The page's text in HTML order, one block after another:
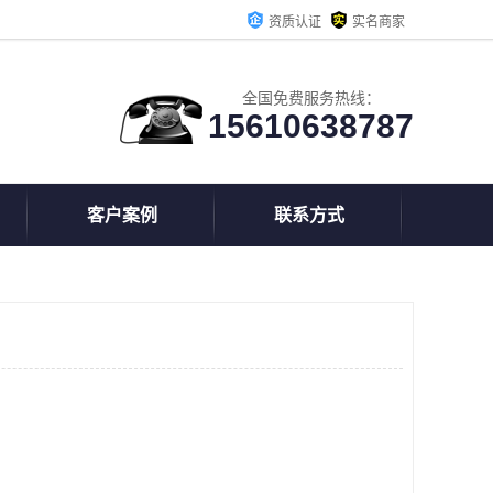
资质认证 实名商家
全国免费服务热线：
15610638787
客户案例 联系方式